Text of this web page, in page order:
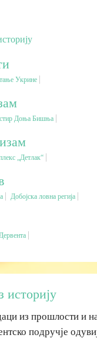
Укрине
Доња Бишња
„Детлак“
Добојска ловна регија
историју
из прошлости и
подручје